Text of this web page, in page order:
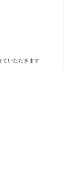
ていただきます